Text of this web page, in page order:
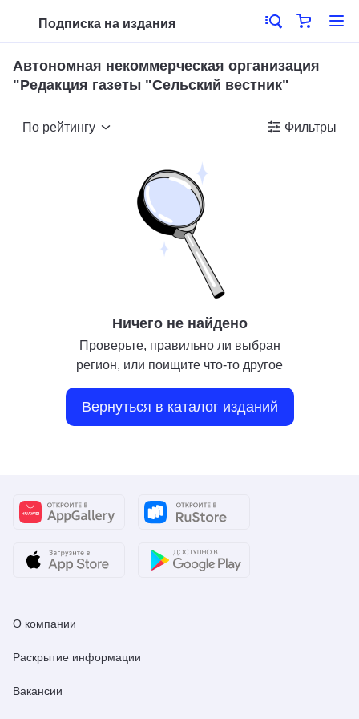
Подписка на издания
Автономная некоммерческая организация
"Редакция газеты "Сельский вестник"
По рейтингу Фильтры
Ничего не найдено
Проверьте, правильно ли выбран
регион, или поищите что-то другое
Вернуться в каталог изданий
О компании
Раскрытие информации
Вакансии